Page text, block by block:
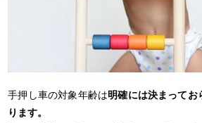
手押し車の対象年齢は明確には決まってお
ります。